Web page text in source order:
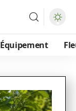
Équipement